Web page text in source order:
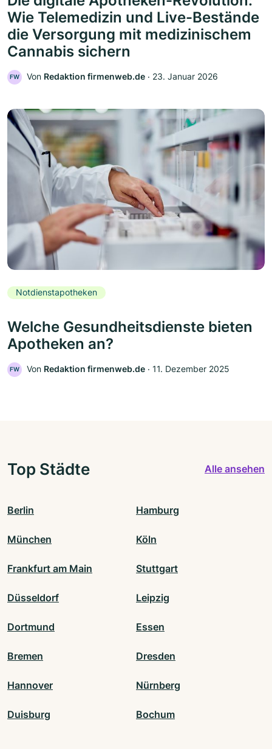
Wie Telemedizin und Live-Bestände
die Versorgung mit medizinischem
Cannabis sichern
FW Von Redaktion firmenweb.de ‧ 23. Januar 2026
Notdienstapotheken
Welche Gesundheitsdienste bieten
Apotheken an?
FW Von Redaktion firmenweb.de ‧ 11. Dezember 2025
Top Städte Alle ansehen
Berlin Hamburg
München Köln
Frankfurt am Main Stuttgart
Düsseldorf Leipzig
Dortmund Essen
Bremen Dresden
Hannover Nürnberg
Duisburg Bochum